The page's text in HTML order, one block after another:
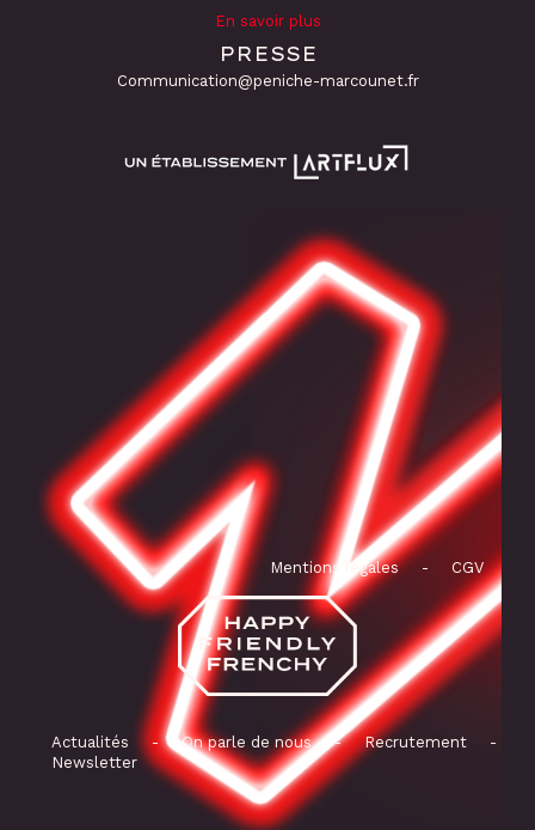
En savoir plus
PRESSE
Communication@peniche-marcounet.fr
Mentions légales - CGV
Actualités - On parle de nous - Recrutement
-
Newsletter